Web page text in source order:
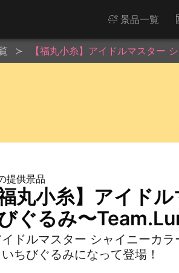
景品一覧
【福丸小糸】アイドルマスター
提供景品
福丸小糸】アイド
ぐるみ〜
イドルマスター シャイニーカ
ちびぐるみになって登場！